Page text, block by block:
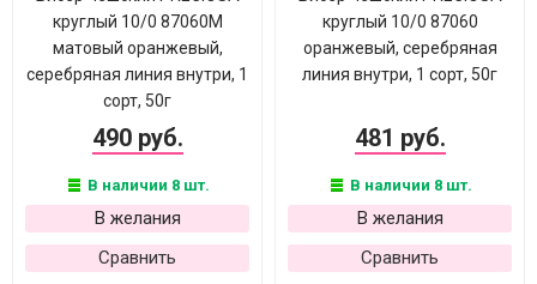
круглый 10/0 87060М
матовый оранжевый,
серебряная линия внутри, 1
сорт, 50г
490 руб.
В наличии 8 шт.
В желания
Сравнить
круглый 10/0 87060
оранжевый, серебряная
линия внутри, 1 сорт, 50г
481 руб.
В наличии 8 шт.
В желания
Сравнить